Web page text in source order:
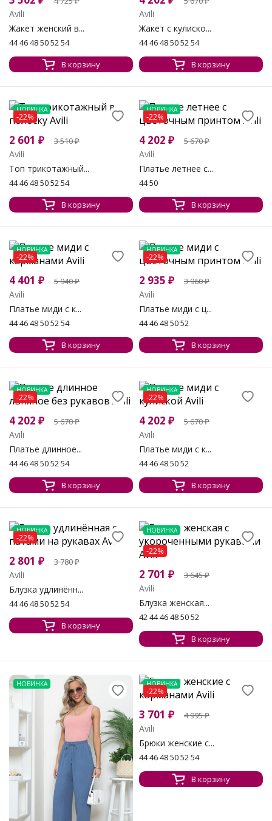
Avili
Жакет женский в...
44 46 48 50 52 54
В корзину
Avili
Жакет с кулиско...
44 46 48 50 52 54
В корзину
НОВИНКА
-22%
2 601 ₽ 3 510₽
Avili
Топ трикотажный...
44 46 48 50 52 54
В корзину
НОВИНКА
-22%
4 202 ₽ 5 670₽
Avili
Платье летнее с...
44 50
В корзину
НОВИНКА
-22%
4 401 ₽ 5 940₽
Avili
Платье миди с к...
44 46 48 50 52 54
В корзину
НОВИНКА
-22%
2 935 ₽ 3 960₽
Avili
Платье миди с ц...
44 46 48 50 52
В корзину
НОВИНКА
-22%
4 202 ₽ 5 670₽
Avili
Платье длинное...
44 46 48 50 52 54
В корзину
НОВИНКА
-22%
4 202 ₽ 5 670₽
Avili
Платье миди с к...
44 46 48 50 52
В корзину
НОВИНКА
-22%
2 801 ₽ 3 780₽
Avili
Блузка удлинённ...
44 46 48 50 52 54
В корзину
НОВИНКА
-22%
2 701 ₽ 3 645₽
Avili
Блузка женская...
42 44 46 48 50 52
В корзину
НОВИНКА НОВИНКА
-22%
3 701 ₽ 4 995₽
Avili
Брюки женские с...
44 46 48 50 52 54
В корзину